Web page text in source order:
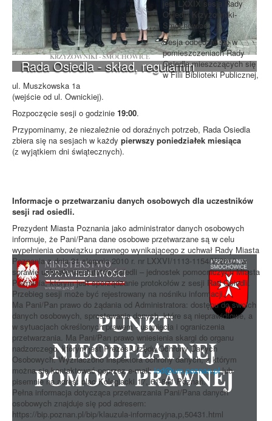
Rada Osiedla - skład, regulamin
jest LXXIX sesja Rady
Osiedla Krzyżowniki-
Smochowice.
Sesja odbędzie się w
pomieszczeniach Rady
Osiedla mieszczących się
w Filii Biblioteki Publicznej,
ul. Muszkowska 1a
(wejście od ul. Ownickiej).
Rozpoczęcie sesji o godzinie 19:00.
Przypominamy, że niezależnie od doraźnych potrzeb, Rada Osiedla
zbiera się na sesjach w każdy pierwszy poniedziałek miesiąca
(z wyjątkiem dni świątecznych).
Informacje o przetwarzaniu danych osobowych dla uczestników
sesji rad osiedli.
Prezydent Miasta Poznania jako administrator danych osobowych
informuje, że Pani/Pana dane osobowe przetwarzane są w celu
wypełnienia obowiązku prawnego wynikającego z uchwał Rady Miasta
Poznania z dnia 31 sierpnia 2010 r. nr LXXVI/1113-1154/V/2010, w
sprawie uchwalenia statutów osiedli – jednostek pomocniczych Miasta
Poznania, którym jest sporządzanie protokołów z sesji Rad Osiedli.
Przebieg sesji może być rejestrowany na nośniku informacji.
Ma Pani/Pan prawo do żądania od Administratora: dostępu do swoich
danych osobowych, sprostowania danych, które są nieprawidłowe, a
w sytuacjach określonych prawem - usunięcia i ograniczenia
przetwarzania. Ma Pani/Pan prawo wniesienia skargi do organu
nadzorczego, którym jest Prezes Urzędu Ochrony Danych
Osobowych. Wyznaczono inspektora ochrony danych, z którym
można się kontaktować poprzez e-mail:iod@um.poznan.pllub
pisemnie na adres: plac Kolegiacki 17, 61-841 Poznań.
Pełna informacja dotycząca przetwarzania Pani/Pana danych
osobowych znajduje się pod adresem:
https://bip.poznan.pl/bip/klauzula-informacyjna,p,50431.html